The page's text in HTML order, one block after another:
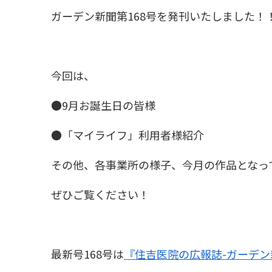
ガーデン新聞第168号を発刊いたしました！！
今回は、
●9月お誕生日の皆様
●「マイライフ」利用者様紹介
その他、各事業所の様子、今月の作品となっ
ぜひご覧ください！
最新号168号は 『住吉医院の広報誌-ガーデ